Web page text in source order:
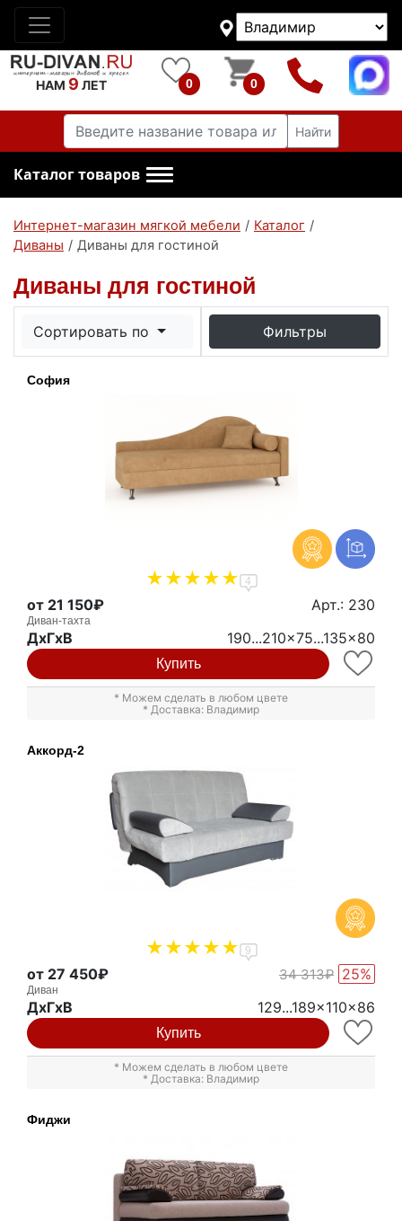
НАМ 9 ЛЕТ 0 0
Найти
Каталог товаров
Интернет-магазин мягкой мебели / Каталог /
Диваны / Диваны для гостиной
Диваны для гостиной
Сортировать по Фильтры
София
4
от 21 150₽ Арт.: 230
Диван-тахта
ДxГxВ 190...210x75...135x80
Купить
* Можем сделать в любом цвете
* Доставка: Владимир
Аккорд-2
9
от 27 450₽ 34 313₽ 25%
Диван
ДxГxВ 129...189x110x86
Купить
* Можем сделать в любом цвете
* Доставка: Владимир
Фиджи